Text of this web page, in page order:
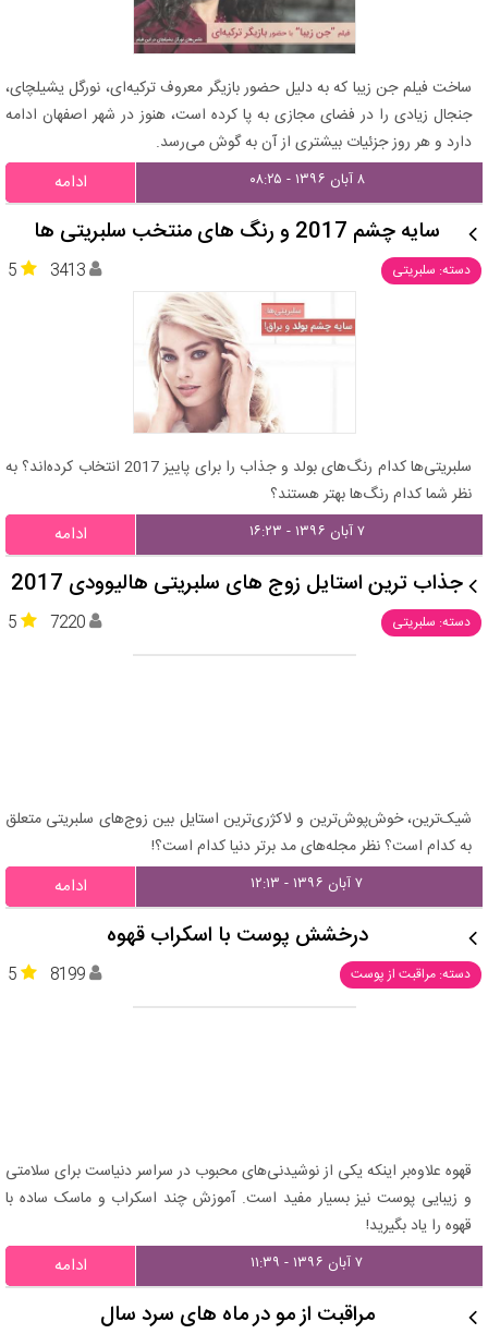
ساخت فیلم جن زیبا که به دلیل حضور بازیگر معروف ترکیه‌ای، نورگل یشیلچای،
جنجال زیادی را در فضای مجازی به پا کرده است، هنوز در شهر اصفهان ادامه
دارد و هر روز جزئیات بیشتری از آن به گوش می‌رسد.
۸ آبان ۱۳۹۶ - ۰۸:۲۵ ادامه
سایه چشم 2017 و رنگ های منتخب سلبریتی ها
دسته: سلبریتی 5 3413
سلبریتی‌ها کدام رنگ‌های بولد و جذاب را برای پاییز 2017 انتخاب کرده‌اند؟ به
نظر شما کدام رنگ‌ها بهتر هستند؟
۷ آبان ۱۳۹۶ - ۱۶:۲۳ ادامه
جذاب ترین استایل زوج های سلبریتی هالیوودی 2017
دسته: سلبریتی 5 7220
شیک‌ترین، خوش‌پوش‌ترین و لاکژری‌ترین استایل بین زوج‌های سلبریتی متعلق
به کدام است؟ نظر مجله‌های مد برتر دنیا کدام است؟!
۷ آبان ۱۳۹۶ - ۱۲:۱۳ ادامه
درخشش پوست با اسکراب قهوه
دسته: مراقبت از پوست 5 8199
قهوه علاوه‌بر اینکه یکی از نوشیدنی‌های محبوب در سراسر دنیاست برای سلامتی
و زیبایی پوست نیز بسیار مفید است. آموزش چند اسکراب و ماسک ساده با
قهوه را یاد بگیرید!
۷ آبان ۱۳۹۶ - ۱۱:۳۹ ادامه
مراقبت از مو در ماه های سرد سال